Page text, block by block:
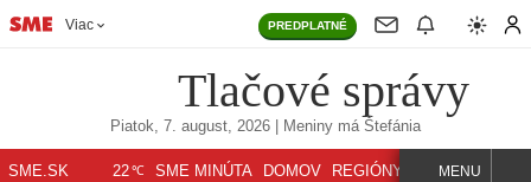
Viac PREDPLATNÉ
Tlačové správy
Piatok, 7. august, 2026 | Meniny má Štefánia
SME.SK 22℃ SME MINÚTA DOMOV REGIÓNY INDEX SVET
MENU